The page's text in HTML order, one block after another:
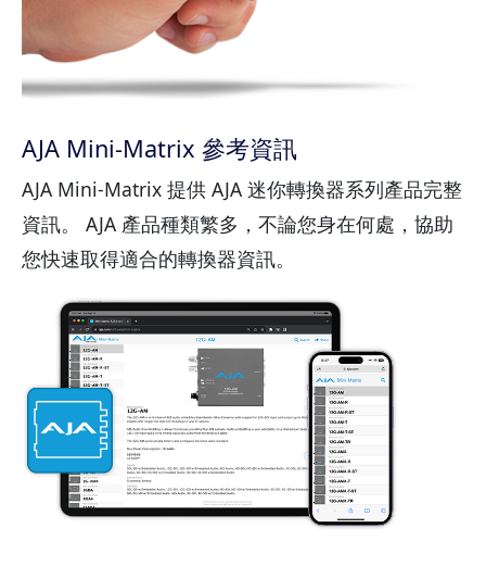
AJA Mini-Matrix 參考資訊
AJA Mini-Matrix 提供 AJA 迷你轉換器系列產品完整
資訊。 AJA 產品種類繁多，不論您身在何處，協助
您快速取得適合的轉換器資訊。